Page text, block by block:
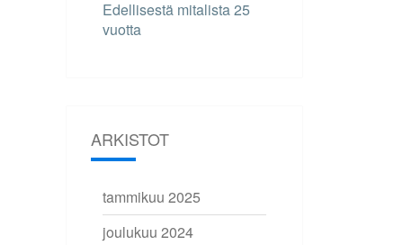
Edellisestä mitalista 25
vuotta
ARKISTOT
tammikuu 2025
joulukuu 2024